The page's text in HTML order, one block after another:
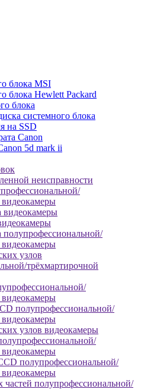
блока MSI
блока Hewlett Packard
блока
системного блока
на SSD
Canon
5d mark ii
неисправности
видеокамеры
полупрофессиональной/
узлов
трёхмартирочной
полупрофессиональной/
узлов видеокамеры
полупрофессиональной/
частей полупрофессиональной/